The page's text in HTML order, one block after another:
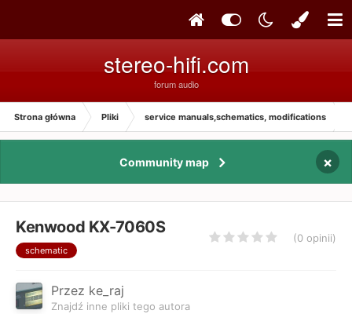
stereo-hifi.com
forum audio
Strona główna Pliki service manuals,schematics, modifications
Community map ×
Kenwood KX-7060S
schematic
(0 opinii)
Przez ke_raj
Znajdź inne pliki tego autora